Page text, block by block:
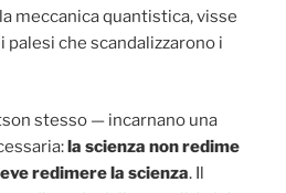
meccanica quantistica, visse
che scandalizzarono i
stesso — incarnano una
la scienza non redime
redimere la scienza. Il